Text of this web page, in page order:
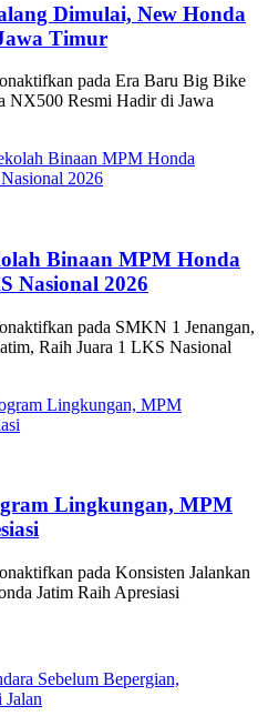
Dimulai, New Honda
Timur
pada Era Baru Big Bike
NX500 Resmi Hadir di Jawa
Binaan MPM Honda
Nasional 2026
pada SMKN 1 Jenangan,
Raih Juara 1 LKS Nasional
Lingkungan, MPM
pada Konsisten Jalankan
Jatim Raih Apresiasi